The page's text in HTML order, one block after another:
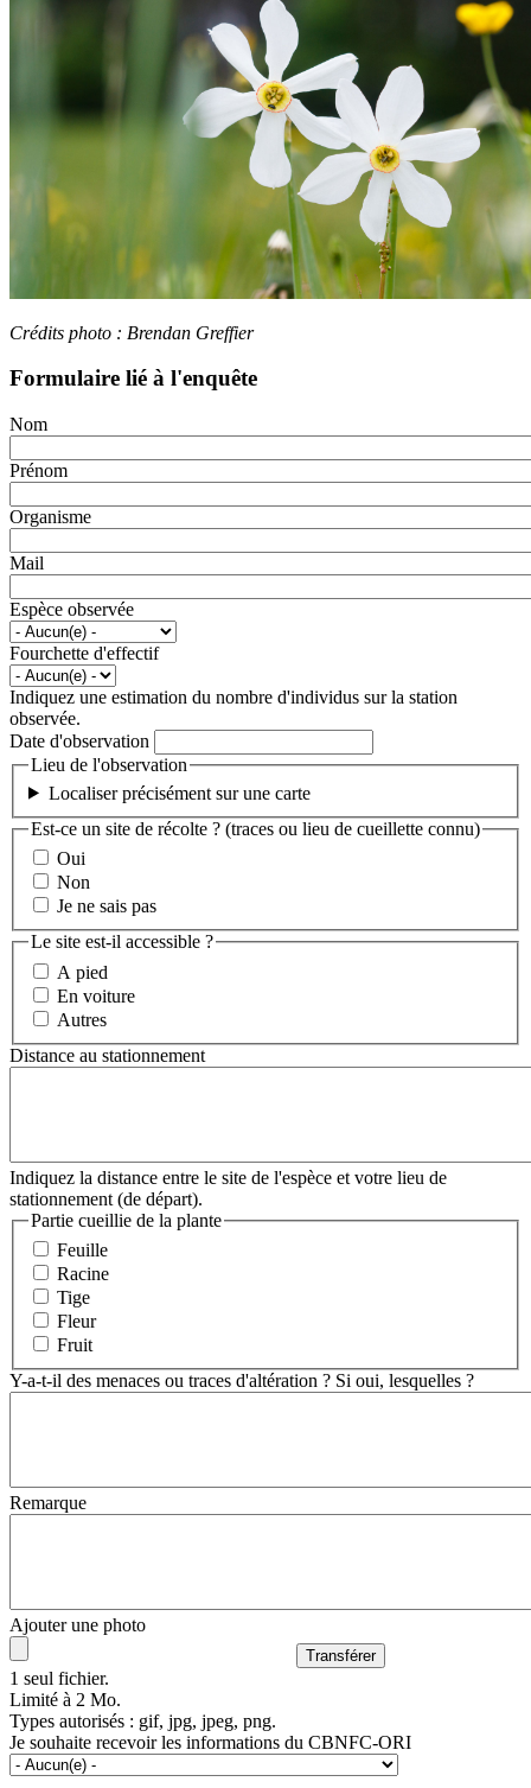
Crédits photo : Brendan Greffier
Formulaire lié à l'enquête
Nom
Prénom
Organisme
Mail
Espèce observée
Fourchette d'effectif
Indiquez une estimation du nombre d'individus sur la station
observée.
Date d'observation
Lieu de l'observation
Localiser précisément sur une carte
Est-ce un site de récolte ? (traces ou lieu de cueillette connu)
Oui
Non
Je ne sais pas
Le site est-il accessible ?
A pied
En voiture
Autres
Distance au stationnement
Indiquez la distance entre le site de l'espèce et votre lieu de
stationnement (de départ).
Partie cueillie de la plante
Feuille
Racine
Tige
Fleur
Fruit
Y-a-t-il des menaces ou traces d'altération ? Si oui, lesquelles ?
Remarque
Ajouter une photo
1 seul fichier.
Limité à 2 Mo.
Types autorisés : gif, jpg, jpeg, png.
Je souhaite recevoir les informations du CBNFC-ORI